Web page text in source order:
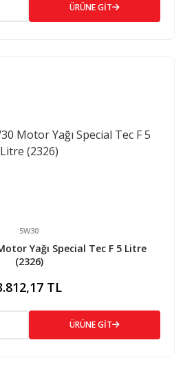
ÜRÜNE GİT
5W30
Yağı Special Tec F 5 Litre
(2326)
TL
ÜRÜNE GİT